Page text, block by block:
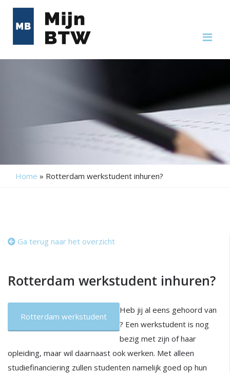
Home » Rotterdam werkstudent inhuren?
Ga terug naar het overzicht
Rotterdam werkstudent inhuren?
Heb jij al eens gehoord van
Rotterdam werkstudent
? Een werkstudent is nog
bezig met zijn of haar
opleiding, maar wil daarnaast ook werken. Met alleen
studiefinanciering zullen studenten namelijk goed op hun